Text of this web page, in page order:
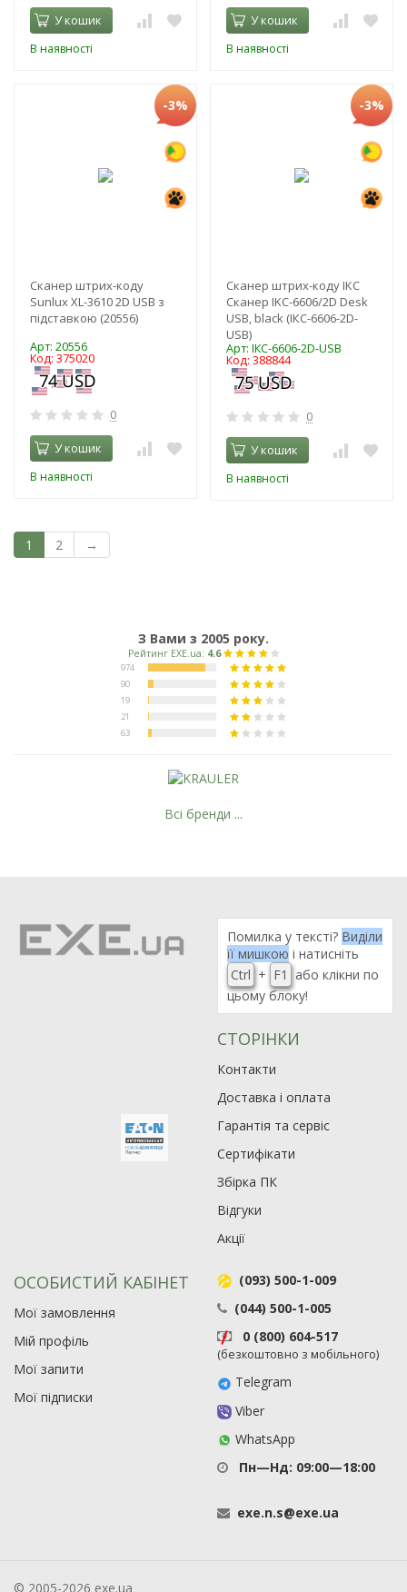
У кошик
В наявності
У кошик
В наявності
-3%
Сканер штрих-коду
Sunlux XL-3610 2D USB з
підставкою (20556)
Арт: 20556
Код: 375020
0
У кошик
В наявності
-3%
Сканер штрих-коду ІКС
Сканер IKC-6606/2D Desk
USB, black (ІКС-6606-2D-
USB)
Арт: ІКС-6606-2D-USB
Код: 388844
0
У кошик
В наявності
1 2 →
З Вами з 2005 року.
Всі бренди ...
Помилка у тексті? Виділи
її мишкою і натисніть
Ctrl + F1
або клікни по
цьому блоку!
СТОРІНКИ
Контакти
Доставка і оплата
Гарантія та сервіс
Сертифікати
Збірка ПК
Відгуки
Акції
ОСОБИСТИЙ КАБІНЕТ
Мої замовлення
Мій профіль
Мої запити
Мої підписки
(093) 500-1-009
(044) 500-1-005
0 (800) 604-517
(безкоштовно з мобільного)
Telegram
Viber
WhatsApp
Пн—Нд: 09:00—18:00
exe.n.s@exe.ua
© 2005-2026 exe.ua